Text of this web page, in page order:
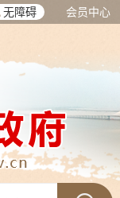
无障碍 会员中心